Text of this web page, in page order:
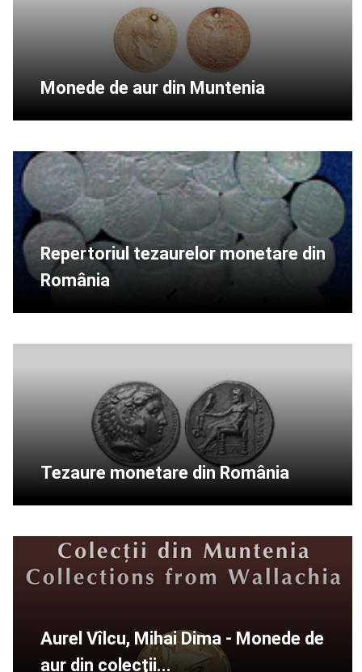
Monede de aur din Muntenia
Repertoriul tezaurelor monetare din
România
Tezaure monetare din România
Aurel Vîlcu, Mihai Dima - Monede de
aur din colecţii...